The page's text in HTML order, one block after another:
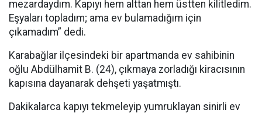
mezardaydım. Kapıyı hem alttan hem üstten kilitledim.
Eşyaları topladım; ama ev bulamadığım için
çıkamadım” dedi.
Karabağlar ilçesindeki bir apartmanda ev sahibinin
oğlu Abdülhamit B. (24), çıkmaya zorladığı kiracısının
kapısına dayanarak dehşeti yaşatmıştı.
Dakikalarca kapıyı tekmeleyip yumruklayan sinirli ev